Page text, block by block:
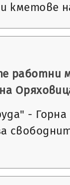
кметове
работни
-